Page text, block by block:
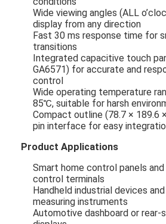
Wide viewing angles (ALL
display from any direction
Fast 30 ms response time for
transitions
Integrated capacitive touch
GA6571) for accurate and
control
Wide operating temperature
85℃, suitable for harsh
Compact outline (78.7 × 189.6
pin interface for easy
Product Applications
Smart home control panels
control terminals
Handheld industrial devices
measuring instruments
Automotive dashboard or